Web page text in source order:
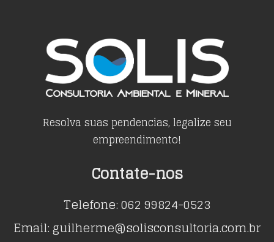
Resolva suas pendencias, legalize seu
empreendimento!
Contate-nos
Telefone: 062 99824-0523
Email: guilherme@solisconsultoria.com.br